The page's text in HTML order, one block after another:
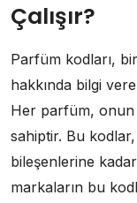
Çalışır?
Parfüm kodları,
hakkında bilgi
Her parfüm,
sahiptir. Bu
bileşenlerine
markaların bu